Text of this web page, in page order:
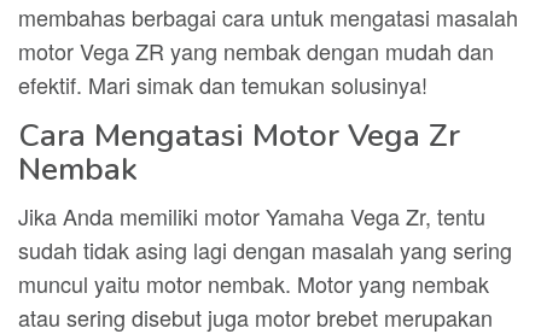
membahas berbagai cara untuk mengatasi masalah
motor Vega ZR yang nembak dengan mudah dan
efektif. Mari simak dan temukan solusinya!
Cara Mengatasi Motor Vega Zr
Nembak
Jika Anda memiliki motor Yamaha Vega Zr, tentu
sudah tidak asing lagi dengan masalah yang sering
muncul yaitu motor nembak. Motor yang nembak
atau sering disebut juga motor brebet merupakan